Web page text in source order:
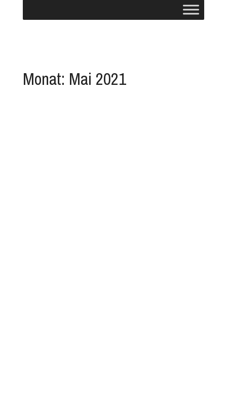
Monat: Mai 2021